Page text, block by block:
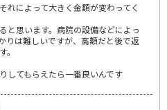
れによって大きく金額が変わってく
と思います。病院の設備などによっ
りは難しいですが、高額だと後で返
してもらえたら一番良いんです